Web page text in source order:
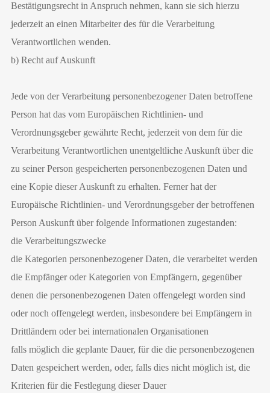
Bestätigungsrecht in Anspruch nehmen, kann sie sich hierzu
jederzeit an einen Mitarbeiter des für die Verarbeitung
Verantwortlichen wenden.
b) Recht auf Auskunft
Jede von der Verarbeitung personenbezogener Daten betroffene
Person hat das vom Europäischen Richtlinien- und
Verordnungsgeber gewährte Recht, jederzeit von dem für die
Verarbeitung Verantwortlichen unentgeltliche Auskunft über die
zu seiner Person gespeicherten personenbezogenen Daten und
eine Kopie dieser Auskunft zu erhalten. Ferner hat der
Europäische Richtlinien- und Verordnungsgeber der betroffenen
Person Auskunft über folgende Informationen zugestanden:
die Verarbeitungszwecke
die Kategorien personenbezogener Daten, die verarbeitet werden
die Empfänger oder Kategorien von Empfängern, gegenüber
denen die personenbezogenen Daten offengelegt worden sind
oder noch offengelegt werden, insbesondere bei Empfängern in
Drittländern oder bei internationalen Organisationen
falls möglich die geplante Dauer, für die die personenbezogenen
Daten gespeichert werden, oder, falls dies nicht möglich ist, die
Kriterien für die Festlegung dieser Dauer